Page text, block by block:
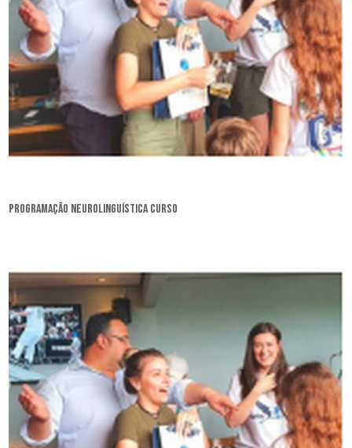
programação neurolinguística curso